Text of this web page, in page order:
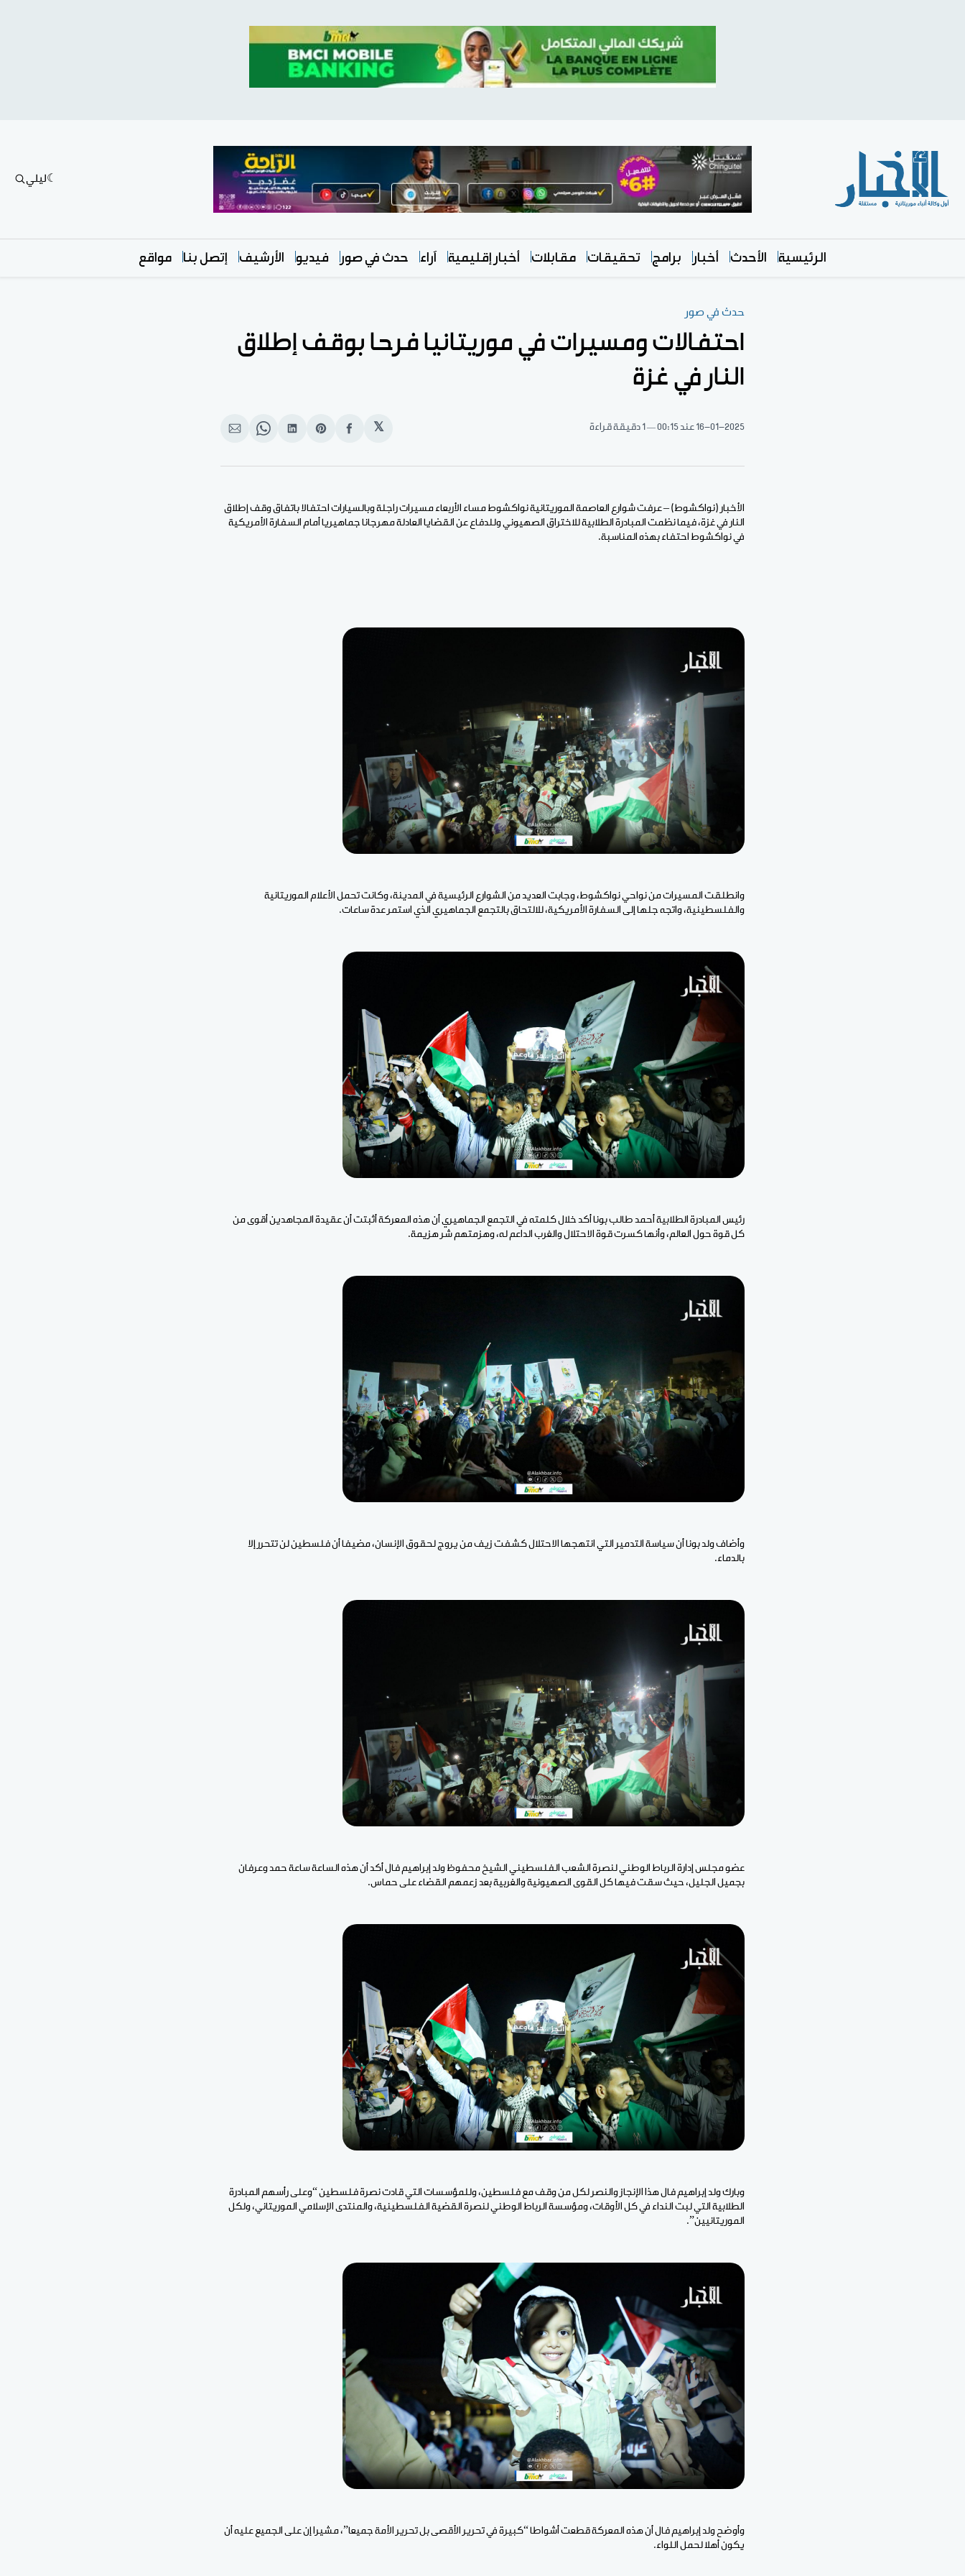
ليلي
الرئيسية الأحدث أخبار برامج تحقيقات مقابلات أخبار إقليمية آراء حدث في صور فيديو الأرشيف إتصل بنا مواقع
حدث في صور
احتفالات ومسيرات في موريتانيا فرحا بوقف إطلاق
النار في غزة
16-01-2025 عند 00:15 1 دقيقة قراءة 𝕏
انشر
الفيسبوك
Share
Pinterest
انشر
لينكد
Share
WhatsApp
انشر
الإيميل
الأخبار (نواكشوط) – عرفت شوارع العاصمة الموريتانية نواكشوط مساء الأربعاء مسيرات راجلة وبالسيارات احتفالا باتفاق وقف إطلاق
النار في غزة، فيما نظمت المبادرة الطلابية للاختراق الصهيوني وللدفاع عن القضايا العادلة مهرجانا جماهيريا أمام السفارة الأمريكية
في نواكشوط احتفاء بهذه المناسبة.
وانطلقت المسيرات من نواحي نواكشوط، وجابت العديد من الشوارع الرئيسية في المدينة، وكانت تحمل الأعلام الموريتانية
والفلسطينية، واتجه جلها إلى السفارة الأمريكية، للالتحاق بالتجمع الجماهيري الذي استمر عدة ساعات.
رئيس المبادرة الطلابية أحمد طالب بونا أكد خلال كلمته في التجمع الجماهيري أن هذه المعركة أثبتت أن عقيدة المجاهدين أقوى من
كل قوة حول العالم، وأنها كسرت قوة الاحتلال والغرب الداعم له، وهزمتهم شر هزيمة.
وأضاف ولد بونا أن سياسة التدمير التي انتهجها الاحتلال كشفت زيف من يروج لحقوق الإنسان، مضيفا أن فلسطين لن تتحرر إلا
بالدماء.
عضو مجلس إدارة الرباط الوطني لنصرة الشعب الفلسطيني الشيخ محفوظ ولد إبراهيم فال أكد أن هذه الساعة ساعة حمد وعرفان
بجميل الجليل، حيث سقت فيها كل القوى الصهيونية والغربية بعد زعمهم القضاء على حماس.
وبارك ولد إبراهيم فال هذا الإنجاز والنصر لكل من وقف مع فلسطين، وللمؤسسات التي قادت نصرة فلسطين “وعلى رأسهم المبادرة
الطلابية التي لبت النداء في كل الأوقات، ومؤسسة الرباط الوطني لنصرة القضية الفلسطينية، والمنتدى الإسلامي الموريتاني، ولكل
الموريتانيين”.
وأوضح ولد إبراهيم فال أن هذه المعركة قطعت أشواطا “كبيرة في تحرير الأقصى بل تحرير الأمة جميعا”، مشيرا إن على الجميع عليه أن
يكون أهلا لحمل اللواء.